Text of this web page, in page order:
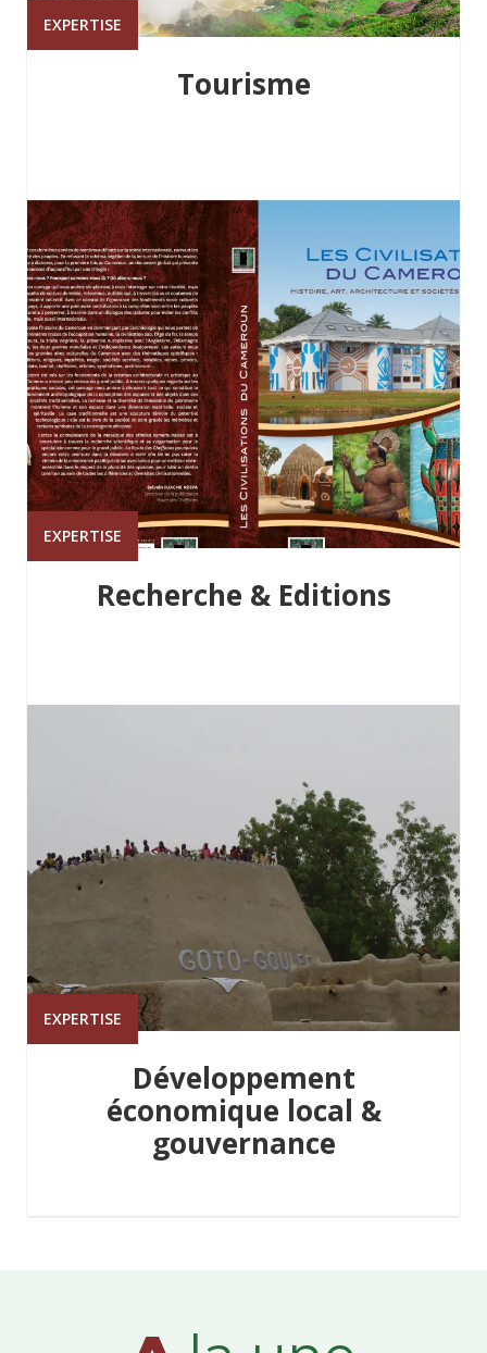
EXPERTISE
Tourisme
EXPERTISE
Recherche & Editions
EXPERTISE
Développement
économique local &
gouvernance